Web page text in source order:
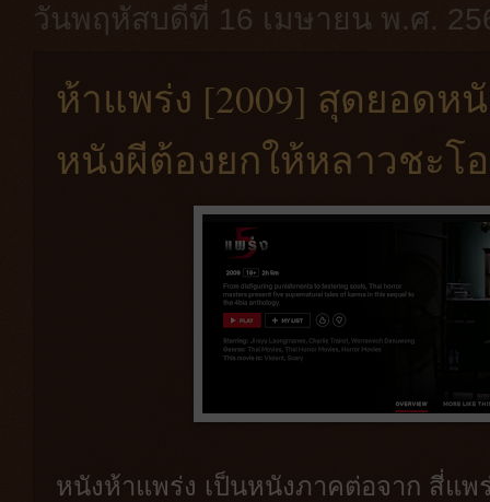
วันพฤหัสบดีที่ 16 เมษายน พ.ศ.
ห้าแพร่ง [2009] สุดยอดห
หนังผีต้องยกให้หลาวชะโ
หนังห้าแพร่ง เป็นหนังภาคต่อจาก สี่แพ